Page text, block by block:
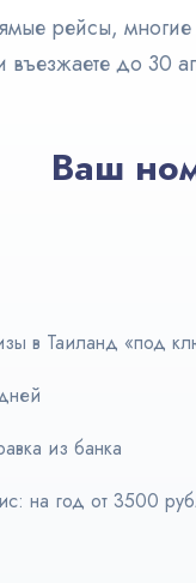
рейсы, многие
до 30
Ваш
в Таиланд «под
из банка
на год от 3500